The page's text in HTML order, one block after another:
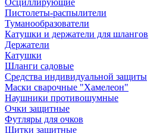
Осциллирующие
Пистолеты-распылители
Туманообразователи
Катушки и держатели для шлангов
Держатели
Катушки
Шланги садовые
Средства индивидуальной защиты
Маски сварочные "Хамелеон"
Наушники противошумные
Очки защитные
Футляры для очков
Щитки защитные